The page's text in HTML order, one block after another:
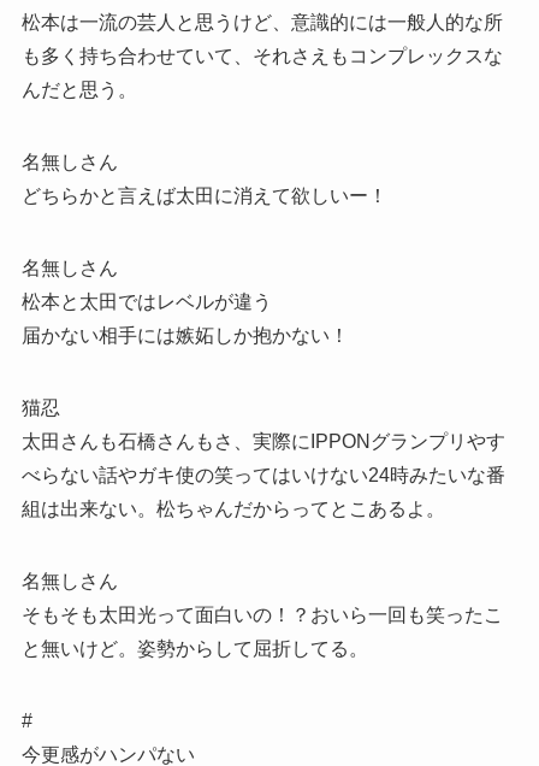
松本は一流の芸人と思うけど、意識的には一般人的な所
も多く持ち合わせていて、それさえもコンプレックスな
んだと思う。
名無しさん
どちらかと言えば太田に消えて欲しいー！
名無しさん
松本と太田ではレベルが違う
届かない相手には嫉妬しか抱かない！
猫忍
太田さんも石橋さんもさ、実際にIPPONグランプリやす
べらない話やガキ使の笑ってはいけない24時みたいな番
組は出来ない。松ちゃんだからってとこあるよ。
名無しさん
そもそも太田光って面白いの！？おいら一回も笑ったこ
と無いけど。姿勢からして屈折してる。
#
今更感がハンパない